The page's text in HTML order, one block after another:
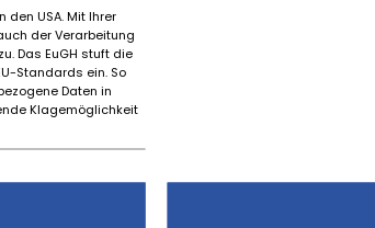
rejestracji
USA. Mit Ihrer
der Verarbeitung
Das EuGH stuft die
Standards ein. So
Daten in
Klagemöglichkeit